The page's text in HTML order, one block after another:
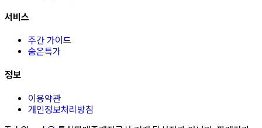
서비스
주간 가이드
숨은특가
정보
이용약관
개인정보처리방침